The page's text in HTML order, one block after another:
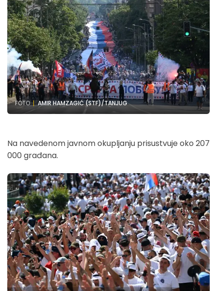
FOTO AMIR HAMZAGIĆ (STF)/TANJUG
Na navedenom javnom okupljanju prisustvuje oko 207
000 građana.